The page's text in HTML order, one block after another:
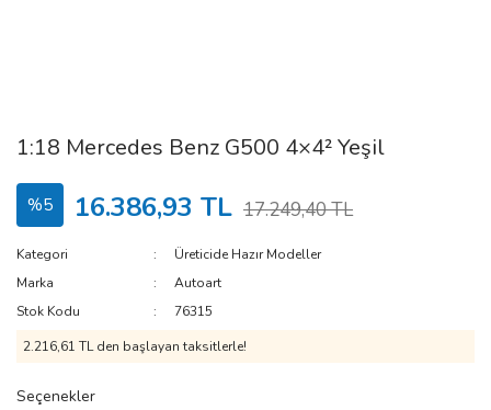
1:18 Mercedes Benz G500 4×4² Yeşil
%5 16.386,93 TL 17.249,40 TL
Kategori
Üreticide Hazır Modeller
Marka
Autoart
Stok Kodu
76315
2.216,61 TL den başlayan taksitlerle!
Seçenekler